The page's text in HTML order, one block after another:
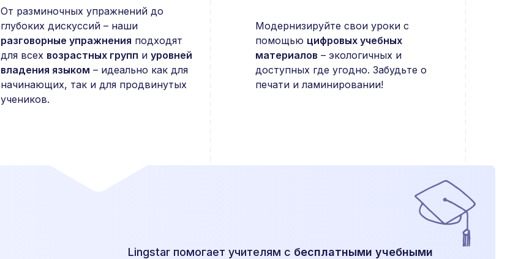
От разминочных упражнений до
глубоких дискуссий – наши
разговорные упражнения подходят
для всех возрастных групп и уровней
владения языком – идеально как для
начинающих, так и для продвинутых
учеников.
Модернизируйте свои уроки с
помощью цифровых учебных
материалов – экологичных и
доступных где угодно. Забудьте о
печати и ламинировании!
Lingstar помогает учителям с бесплатными учебными